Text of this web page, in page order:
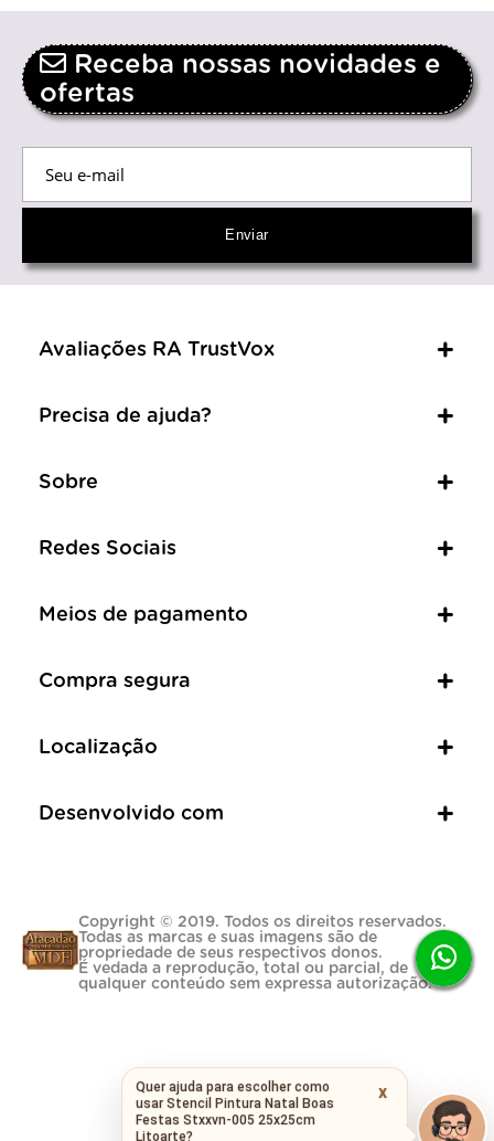
Receba nossas novidades e
ofertas
Avaliações RA TrustVox
Precisa de ajuda?
Sobre
Redes Sociais
Meios de pagamento
Compra segura
Localização
Desenvolvido com
Copyright © 2019. Todos os direitos reservados.
Todas as marcas e suas imagens são de
propriedade de seus respectivos donos.
É vedada a reprodução, total ou parcial, de
qualquer conteúdo sem expressa autorização.